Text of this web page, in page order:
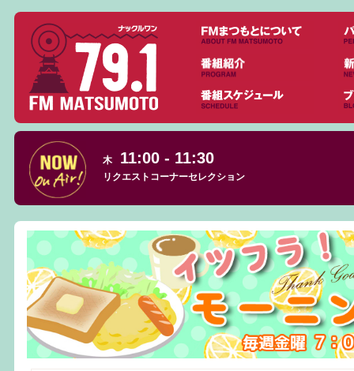
木 11:00 - 11:30
リクエストコーナーセレクション